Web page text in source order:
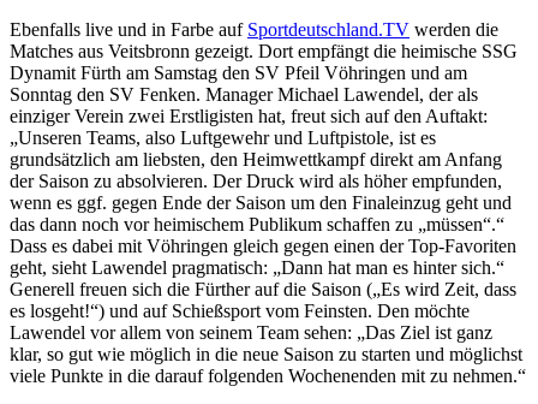
Ebenfalls live und in Farbe auf Sportdeutschland.TV werden die
Matches aus Veitsbronn gezeigt. Dort empfängt die heimische SSG
Dynamit Fürth am Samstag den SV Pfeil Vöhringen und am
Sonntag den SV Fenken. Manager Michael Lawendel, der als
einziger Verein zwei Erstligisten hat, freut sich auf den Auftakt:
„Unseren Teams, also Luftgewehr und Luftpistole, ist es
grundsätzlich am liebsten, den Heimwettkampf direkt am Anfang
der Saison zu absolvieren. Der Druck wird als höher empfunden,
wenn es ggf. gegen Ende der Saison um den Finaleinzug geht und
das dann noch vor heimischem Publikum schaffen zu „müssen“.“
Dass es dabei mit Vöhringen gleich gegen einen der Top-Favoriten
geht, sieht Lawendel pragmatisch: „Dann hat man es hinter sich.“
Generell freuen sich die Fürther auf die Saison („Es wird Zeit, dass
es losgeht!“) und auf Schießsport vom Feinsten. Den möchte
Lawendel vor allem von seinem Team sehen: „Das Ziel ist ganz
klar, so gut wie möglich in die neue Saison zu starten und möglichst
viele Punkte in die darauf folgenden Wochenenden mit zu nehmen.“